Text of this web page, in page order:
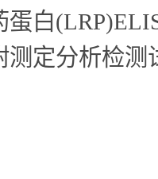
蛋白
测定分析检测